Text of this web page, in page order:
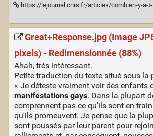
https://lejournal.cnrs.fr/articles/combien-y-a-t-
Great+Response.jpg (Image
pixels) - Redimensionnée (88%)
Ahah, très intéressant.
Petite traduction du texte situé sous la
« Je déteste vraiment voir des enfants
manifestations gays. Dans la plupart
comprennent pas ce qu'ils sont en
qu'ils promeuvent. Je pense que la
sont poussés par leur parent pour